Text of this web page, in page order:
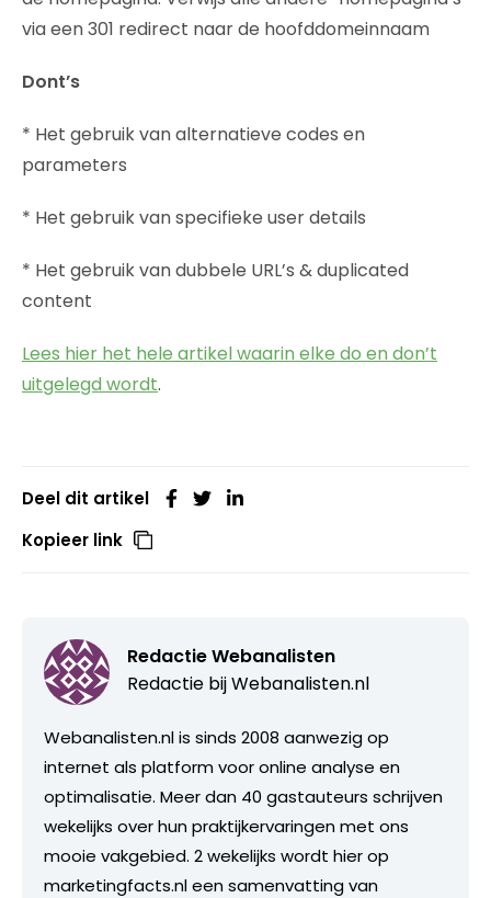
via een 301 redirect naar de hoofddomeinnaam
Dont’s
* Het gebruik van alternatieve codes en
parameters
* Het gebruik van specifieke user details
* Het gebruik van dubbele URL’s & duplicated
content
Lees hier het hele artikel waarin elke do en don’t
uitgelegd wordt.
Deel dit artikel
Kopieer link
Redactie Webanalisten
Redactie bijWebanalisten.nl
Webanalisten.nl is sinds 2008 aanwezig op
internet als platform voor online analyse en
optimalisatie. Meer dan 40 gastauteurs schrijven
wekelijks over hun praktijkervaringen met ons
mooie vakgebied. 2 wekelijks wordt hier op
marketingfacts.nl een samenvatting van